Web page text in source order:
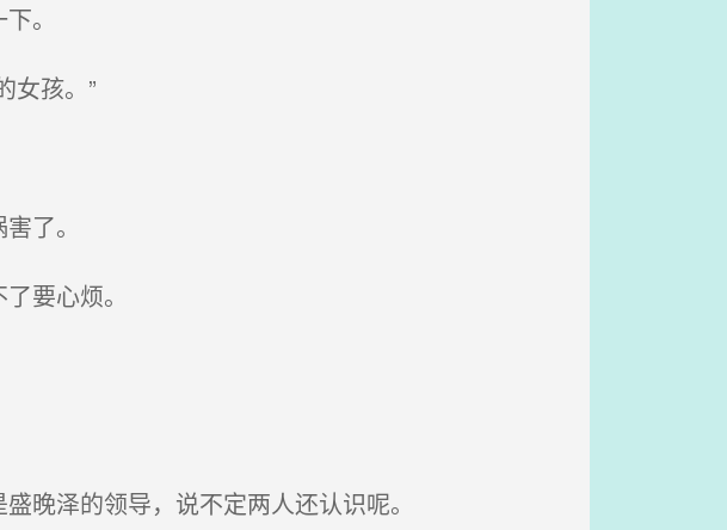
。
女孩。”
了。
要心烦。
晚泽的领导，说不定两人还认识呢。